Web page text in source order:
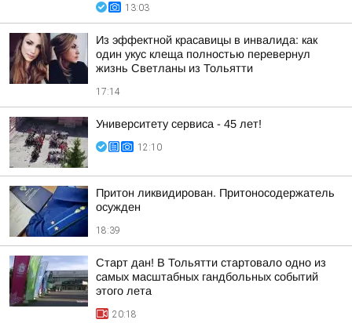
13:03
Из эффектной красавицы в инвалида: как
один укус клеща полностью перевернул
жизнь Светланы из Тольятти
17:14
Университету сервиса - 45 лет!
12:10
Притон ликвидирован. Притоносодержатель
осужден
18:39
Старт дан! В Тольятти стартовало одно из
самых масштабных гандбольных событий
этого лета
20:18